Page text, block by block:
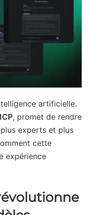
artificielle.
, promet de rendre
experts et plus
cette
expérience